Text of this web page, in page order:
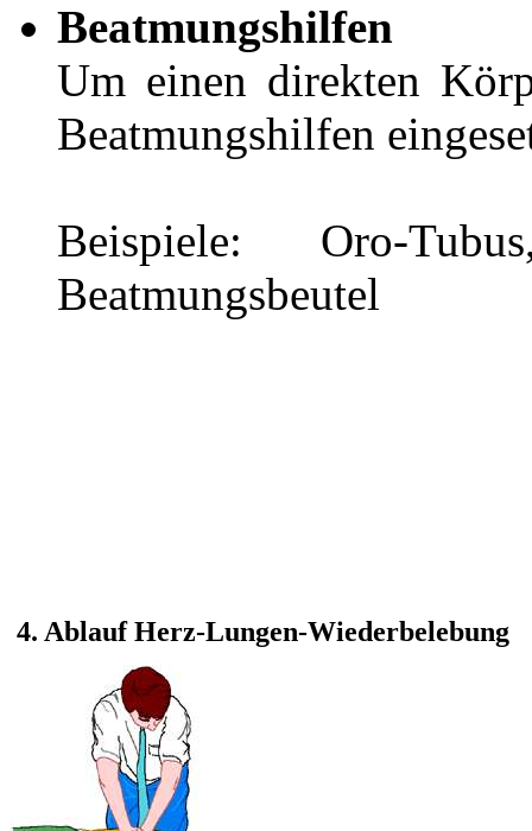
Beatmungshilfen
Um einen direkten
Beatmungshilfen
Beispiele: Oro-
Beatmungsbeutel
4. Ablauf Herz-Lungen-Wiederbelebung